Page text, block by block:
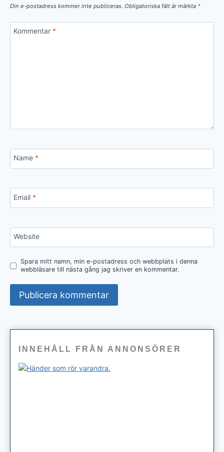
Din e-postadress kommer inte publiceras. Obligatoriska fält är märkta *
Kommentar *
Name *
Email *
Website
Spara mitt namn, min e-postadress och webbplats i denna
webbläsare till nästa gång jag skriver en kommentar.
INNEHÅLL FRÅN ANNONSÖRER